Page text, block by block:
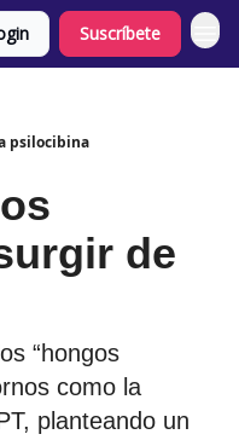
Suscríbete
psilocibina
de
“hongos
como la
planteando un